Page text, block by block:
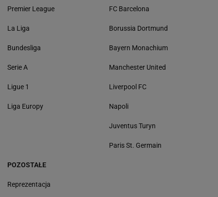
Premier League
La Liga
Bundesliga
Serie A
Ligue 1
Liga Europy
FC Barcelona
Borussia Dortmund
Bayern Monachium
Manchester United
Liverpool FC
Napoli
Juventus Turyn
Paris St. Germain
POZOSTAŁE
Reprezentacja